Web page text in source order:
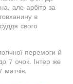
але арбітр за
в
свого
перемоги й
7 очок. Інтер же
матчів.